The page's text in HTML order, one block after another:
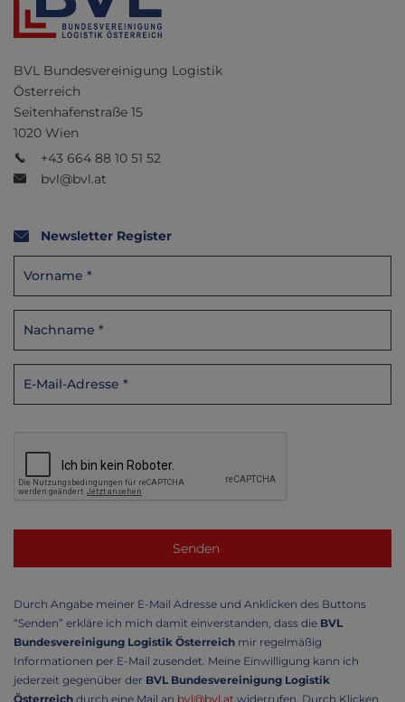
BVL Bundesvereinigung Logistik
Österreich
Seitenhafenstraße 15
1020 Wien
+43 664 88 10 51 52
bvl@bvl.at
Newsletter Register
Durch Angabe meiner E-Mail Adresse und Anklicken des Buttons
“Senden” erkläre ich mich damit einverstanden, dass die BVL
Bundesvereinigung Logistik Österreich mir regelmäßig
Informationen per E-Mail zusendet. Meine Einwilligung kann ich
jederzeit gegenüber der BVL Bundesvereinigung Logistik
Österreich durch eine Mail an bvl@bvl.at widerrufen. Durch Klicken